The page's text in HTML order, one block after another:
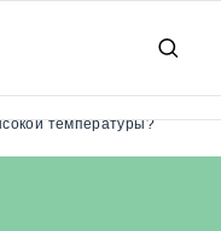
температуры?